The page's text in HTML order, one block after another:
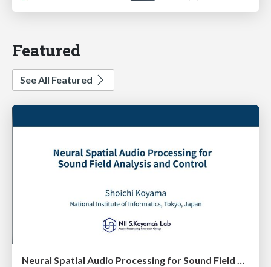
Featured
See All Featured
Neural Spatial Audio Processing for Sound Field Analysis and Control